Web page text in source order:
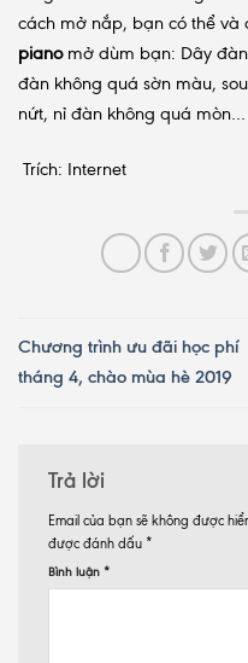
cách mở nắp, bạn có thể và
pianomở dùm bạn: Dây
đàn không quá sờn màu,
nứt, nỉ đàn không quá mòn…
Trích: Internet
Chương trình ưu đãi học phí
tháng 4, chào mùa hè 2019
Trả lời
Email của bạn sẽ không được
được đánh dấu *
Bình luận *